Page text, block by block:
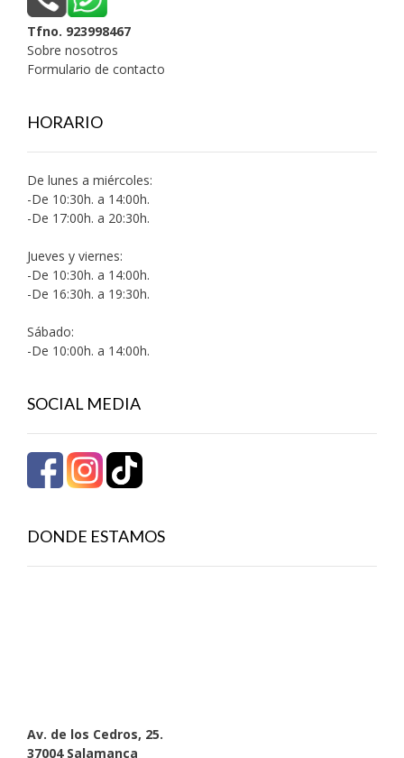
Tfno. 923998467
Sobre nosotros
Formulario de contacto
HORARIO
De lunes a miércoles:
-De 10:30h. a 14:00h.
-De 17:00h. a 20:30h.
Jueves y viernes:
-De 10:30h. a 14:00h.
-De 16:30h. a 19:30h.
Sábado:
-De 10:00h. a 14:00h.
SOCIAL MEDIA
DONDE ESTAMOS
Av. de los Cedros, 25.
37004 Salamanca